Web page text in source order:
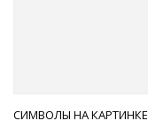
СИМВОЛЫ НА КАРТИНКЕ